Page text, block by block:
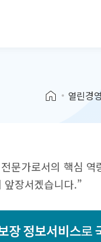
열린경영
문가로서의 핵심
장서겠습니다.”